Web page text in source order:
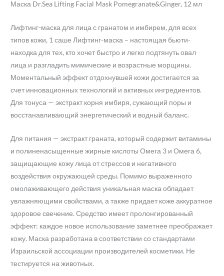
Маска Dr.Sea Lifting Facial Mask Pomegranate&Ginger, 12 мл
Лифтинг-маска для лица с гранатом и имбирем, для всех
типов кожи, 1 саше Лифтинг-маска – настоящая бьюти-
находка для тех, кто хочет быстро и легко подтянуть овал
лица и разгладить мимические и возрастные морщины.
Моментальный эффект отдохнувшей кожи достигается за
счет инновационных технологий и активных ингредиентов.
Для тонуса — экстракт корня имбиря, сужающий поры и
восстанавливающий энергетический и водный баланс.
Для питания — экстракт граната, который содержит витамины
и полиненасыщенные жирные кислоты Омега 3 и Омега 6,
защищающие кожу лица от стрессов и негативного
воздействия окружающей среды. Помимо выраженного
омолаживающего действия уникальная маска обладает
увлажняющими свойствами, а также придает коже аккуратное
здоровое свечение. Средство имеет пролонгированный
эффект: каждое новое использование заметнее преображает
кожу. Маска разработана в соответствии со стандартами
Израильской ассоциации производителей косметики. Не
тестируется на животных.